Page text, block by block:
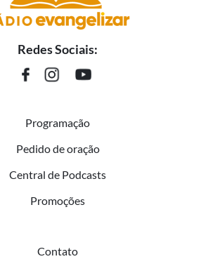
Redes Sociais:
Programação
Pedido de oração
Central de Podcasts
Promoções
Contato